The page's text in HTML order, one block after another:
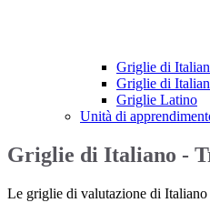
Griglie di
Griglie di
Griglie Latino
Unità di
Griglie di Italiano -
Le griglie di valutazione di Italiano